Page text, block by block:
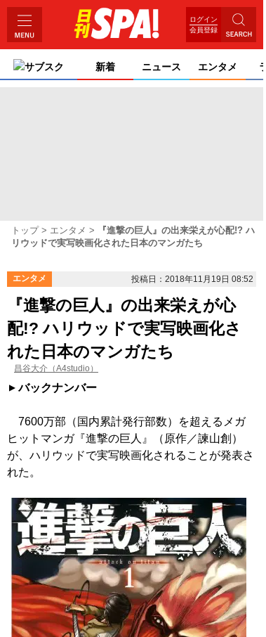
ログイン
会員登録
サブスク 新着 ニュース エンタメ
トップ エンタメ
『進撃の巨人』の出来栄えが心配!? ハ
リウッドで実写映画化された日本のマンガたち
エンタメ 投稿日：2018年11月19日 08:52
『進撃の巨人』の出来栄えが心
配!? ハリウッドで実写映画化さ
れた日本のマンガたち
昌谷大介（A4studio）
バックナンバー
7600万部（国内累計発行部数）を超えるメガ
ヒットマンガ『進撃の巨人』（原作／諫山創）
が、ハリウッドで実写映画化されることが発表さ
れた。